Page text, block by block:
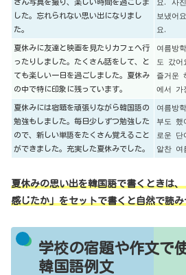
さん写真を撮り、楽しい時間を過ごしま
した。忘れられない思い出になりまし
た。
요. 사
보냈어
요.
夏休みに友達と映画を見たりカフェへ行
ったりしました。たくさん話をして、と
ても楽しい一日を過ごしました。夏休み
の中で特に印象に残っています。
여름방
도 갔
즐거운
에서 가
夏休みには宿題を頑張りながら韓国語の
勉強もしました。毎日少しずつ勉強した
ので、新しい単語をたくさん覚えること
ができました。充実した夏休みでした。
여름방
부도 했
로운 단
알찬 여
夏休みの思い出を韓国語で書くときは
感じたか」をセットで書くと自然で読
学校の宿題や作文で
韓国語例文